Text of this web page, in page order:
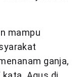
mampu
ganja,